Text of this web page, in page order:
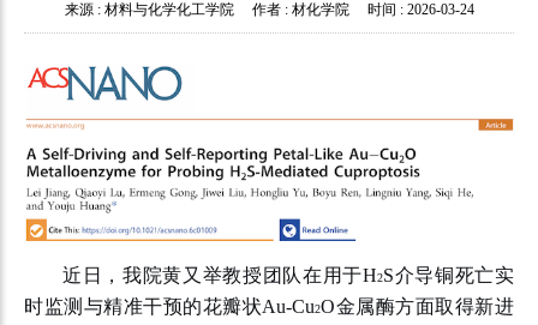
来源 : 材料与化学化工学院作者 : 材化学院时间 : 2026-03-24
近日，我院黄又举教授团队在用于H2S介导铜死亡实
时监测与精准干预的花瓣状Au-Cu2O金属酶方面取得新进